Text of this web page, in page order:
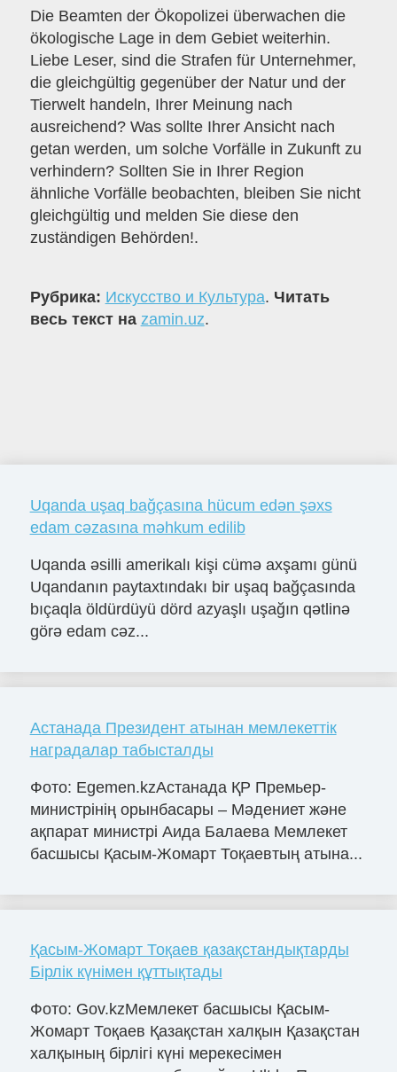
Die Beamten der Ökopolizei überwachen die
ökologische Lage in dem Gebiet weiterhin.
Liebe Leser, sind die Strafen für Unternehmer,
die gleichgültig gegenüber der Natur und der
Tierwelt handeln, Ihrer Meinung nach
ausreichend? Was sollte Ihrer Ansicht nach
getan werden, um solche Vorfälle in Zukunft zu
verhindern? Sollten Sie in Ihrer Region
ähnliche Vorfälle beobachten, bleiben Sie nicht
gleichgültig und melden Sie diese den
zuständigen Behörden!.
Рубрика: Искусство и Культура. Читать
весь текст на zamin.uz.
Uqanda uşaq bağçasına hücum edən şəxs
edam cəzasına məhkum edilib
Uqanda əsilli amerikalı kişi cümə axşamı günü
Uqandanın paytaxtındakı bir uşaq bağçasında
bıçaqla öldürdüyü dörd azyaşlı uşağın qətlinə
görə edam cəz...
Астанада Президент атынан мемлекеттік
наградалар табысталды
Фото: Egemen.kzАстанада ҚР Премьер-
министрінің орынбасары – Мәдениет және
ақпарат министрі Аида Балаева Мемлекет
басшысы Қасым-Жомарт Тоқаевтың атына...
Қасым-Жомарт Тоқаев қазақстандықтарды
Бірлік күнімен құттықтады
Фото: Gov.kzМемлекет басшысы Қасым-
Жомарт Тоқаев Қазақстан халқын Қазақстан
халқының бірлігі күні мерекесімен